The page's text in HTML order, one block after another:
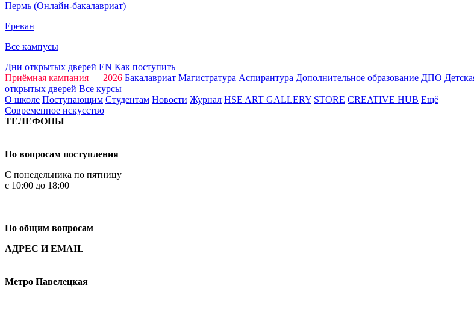
Пермь (Онлайн-бакалавриат)
Ереван
Все кампусы
Дни открытых дверей EN Как поступить
Приёмная кампания — 2026 Бакалавриат Магистратура Аспирантура Дополнительное образование ДПО
открытых дверей Все курсы
О школе Поступающим Студентам Новости Журнал HSE ART GALLERY STORE CREATIVE HUB Ещё
Современное искусство
ТЕЛЕФОНЫ
По вопросам поступления
С понедельника по пятницу
с 10:00 до 18:00
По общим вопросам
АДРЕС И EMAIL
Метро Павелецкая